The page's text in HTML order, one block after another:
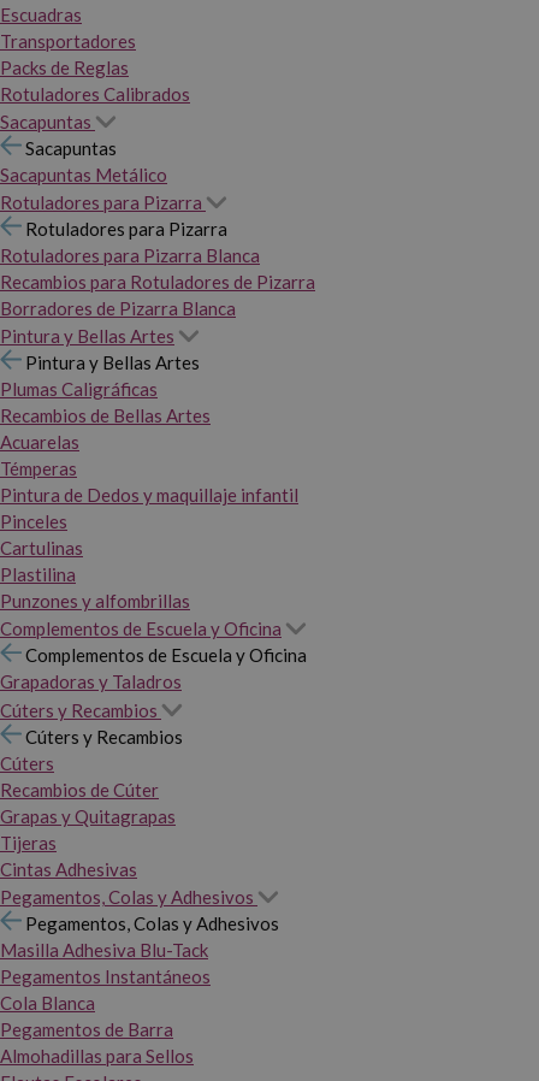
Escuadras
Transportadores
Packs de Reglas
Rotuladores Calibrados
Sacapuntas
Sacapuntas
Sacapuntas Metálico
Rotuladores para Pizarra
Rotuladores para Pizarra
Rotuladores para Pizarra Blanca
Recambios para Rotuladores de Pizarra
Borradores de Pizarra Blanca
Pintura y Bellas Artes
Pintura y Bellas Artes
Plumas Caligráficas
Recambios de Bellas Artes
Acuarelas
Témperas
Pintura de Dedos y maquillaje infantil
Pinceles
Cartulinas
Plastilina
Punzones y alfombrillas
Complementos de Escuela y Oficina
Complementos de Escuela y Oficina
Grapadoras y Taladros
Cúters y Recambios
Cúters y Recambios
Cúters
Recambios de Cúter
Grapas y Quitagrapas
Tijeras
Cintas Adhesivas
Pegamentos, Colas y Adhesivos
Pegamentos, Colas y Adhesivos
Masilla Adhesiva Blu-Tack
Pegamentos Instantáneos
Cola Blanca
Pegamentos de Barra
Almohadillas para Sellos